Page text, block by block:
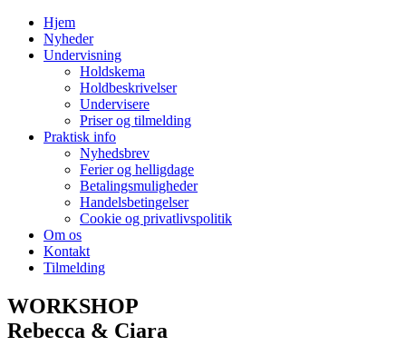
Hjem
Nyheder
Undervisning
Holdskema
Holdbeskrivelser
Undervisere
Priser og tilmelding
Praktisk info
Nyhedsbrev
Ferier og helligdage
Betalingsmuligheder
Handelsbetingelser
Cookie og privatlivspolitik
Om os
Kontakt
Tilmelding
WORKSHOP
Rebecca & Ciara